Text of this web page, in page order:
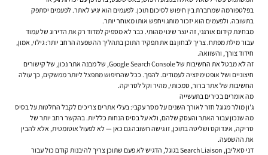
בפלטפורמה שמחברת בין חיפוש לסיכום תוכן. לפעמים הוא יגיע לאתר. לפעמים יסתפק
בתשובה. ולפעמים הוא יזכור מותג ויחפש אותו מאוחר יותר.
מבחינת קידום אורגני, זה יוצר שינוי מהותי. כבר לא מספיק למדוד רק את הדירוג של עמוד
עבור מילת מפתח. צריך לבחון גם את תפקיד התוכן בתהליך ההשפעה הרחב יותר: גילוי, אמון,
חידוד צורך, והשוואה.
זה לא מבטל את החשיבות של Google Search Console, של מבנה אתר נכון, של קישורים
חיצוניים ושל אופטימיזציה לעמודים. להפך. ככל שהחיפוש מתפצל ליותר ממשקים, כך עולה
החשיבות של אתר ברור, סמכותי, מהיר וקל לסריקה.
מה אומרים בכירים בתעשייה
ג'ון מולר מגוגל חזר לאורך השנים על מסר עקבי: בעלי אתרים צריכים לקבל החלטות על בסיס
מה שנכון עבור האתר והעסק שלהם, ולא על בסיס הנחות כלליות. בהקשר רחב יותר של
סריקה, אינדוקס ושליטה בתוכן, זו גישה חשובה גם כאן — לא לפעול אוטומטית, אלא להבין
את ההשפעה.
דני סאליבן, Search Liaison בגוגל, הדגיש לא פעם שתוכן צריך להיבנות קודם כול עבור